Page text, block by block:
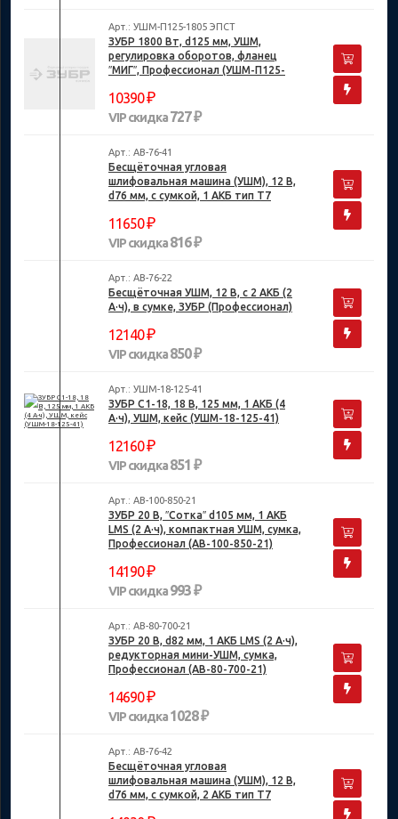
Арт.: УШМ-П125-1805 ЭПСТ
ЗУБР 1800 Вт, d125 мм, УШМ,
регулировка оборотов, фланец
″МИГ″, Профессионал (УШМ-П125-
10390₽
VIP скидка727 ₽
Арт.: AB-76-41
Бесщёточная угловая
шлифовальная машина (УШМ), 12 В,
d76 мм, с сумкой, 1 АКБ тип Т7
11650₽
VIP скидка816 ₽
Арт.: AB-76-22
Бесщёточная УШМ, 12 В, с 2 АКБ (2
А·ч), в сумке, ЗУБР (Профессионал)
12140₽
VIP скидка850 ₽
Арт.: УШМ-18-125-41
ЗУБР С1-18, 18 В, 125 мм, 1 АКБ (4
А·ч), УШМ, кейс (УШМ-18-125-41)
12160₽
VIP скидка851 ₽
Арт.: AB-100-850-21
ЗУБР 20 В, ″Сотка″ d105 мм, 1 АКБ
LMS (2 А·ч), компактная УШМ, сумка,
Профессионал (AB-100-850-21)
14190₽
VIP скидка993 ₽
Арт.: AB-80-700-21
ЗУБР 20 В, d82 мм, 1 АКБ LMS (2 А·ч),
редукторная мини-УШМ, сумка,
Профессионал (AB-80-700-21)
14690₽
VIP скидка1028 ₽
Арт.: AB-76-42
Бесщёточная угловая
шлифовальная машина (УШМ), 12 В,
d76 мм, с сумкой, 2 АКБ тип Т7